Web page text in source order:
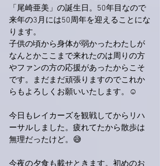
「尾崎亜美」の誕生日。50年目なので
来年の3月には50周年を迎えることにな
ります。
子供の頃から身体が弱かったわたしが
なんとかここまで来れたのは周りの方
やファンの方の応援があったからこそ
です。まだまだ頑張りますのでこれか
らもよろしくお願いいたします。☺️
今日もレイカーズを観戦してからリハ
ーサルしました。疲れてたから散歩は
無理だったけど。😅
今夜の夕食も載せときます。初めのお